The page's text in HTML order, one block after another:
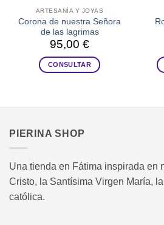
ARTESANÍA Y JOYAS
Corona de nuestra Señora
de las lagrimas
95,00 €
CONSULTAR
PIERINA SHOP
Una tienda en Fátima inspirada en
Cristo, la Santísima Virgen María,
católica.